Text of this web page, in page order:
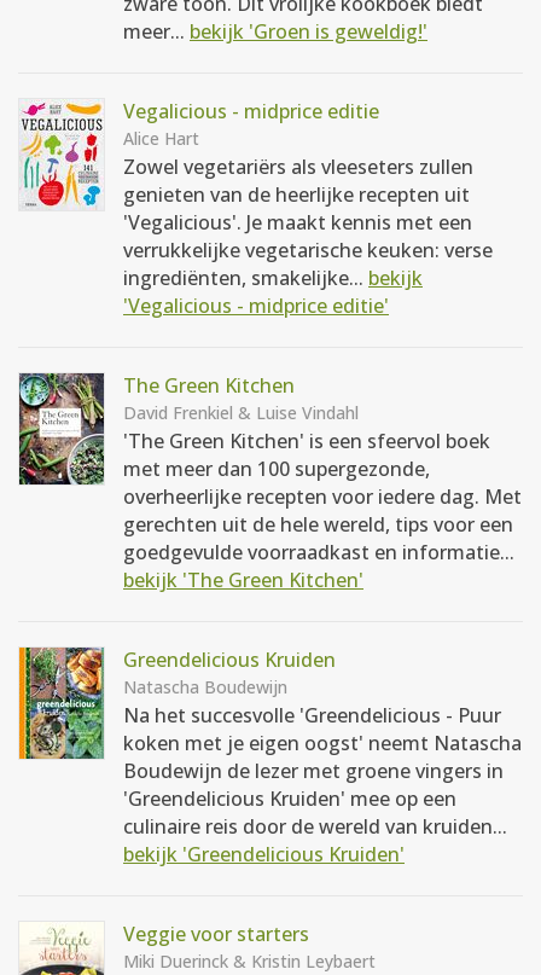
meer... bekijk 'Groen is geweldig!'
Vegalicious - midprice editie
Alice Hart
Zowel vegetariërs als vleeseters zullen
genieten van de heerlijke recepten uit
'Vegalicious'. Je maakt kennis met een
verrukkelijke vegetarische keuken: verse
ingrediënten, smakelijke... bekijk
'Vegalicious - midprice editie'
The Green Kitchen
David Frenkiel & Luise Vindahl
'The Green Kitchen' is een sfeervol boek
met meer dan 100 supergezonde,
overheerlijke recepten voor iedere dag. Met
gerechten uit de hele wereld, tips voor een
goedgevulde voorraadkast en informatie...
bekijk 'The Green Kitchen'
Greendelicious Kruiden
Natascha Boudewijn
Na het succesvolle 'Greendelicious - Puur
koken met je eigen oogst' neemt Natascha
Boudewijn de lezer met groene vingers in
'Greendelicious Kruiden' mee op een
culinaire reis door de wereld van kruiden...
bekijk 'Greendelicious Kruiden'
Veggie voor starters
Miki Duerinck & Kristin Leybaert